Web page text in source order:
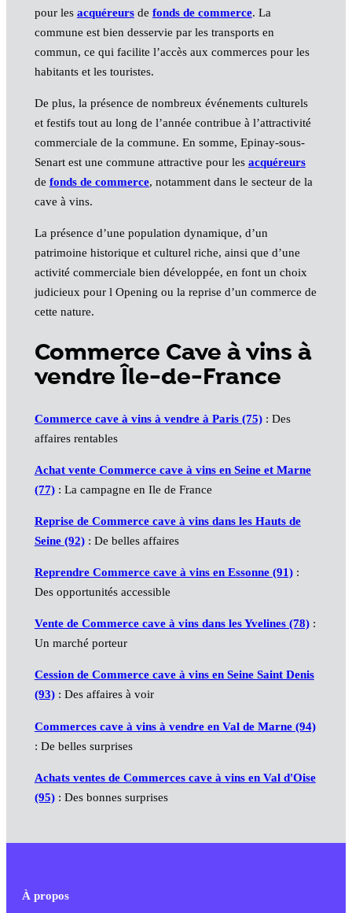
pour les acquéreursde fonds de commerce. La
commune est bien desservie par les transports en
commun, ce qui facilite l’accès aux commerces pour les
habitants et les touristes.
De plus, la présence de nombreux événements culturels
et festifs tout au long de l’année contribue à l’attractivité
commerciale de la commune. En somme, Epinay-sous-
Senart est une commune attractive pour les acquéreurs
de fonds de commerce, notamment dans le secteur de la
cave à vins.
La présence d’une population dynamique, d’un
patrimoine historique et culturel riche, ainsi que d’une
activité commerciale bien développée, en font un choix
judicieux pour l Opening ou la reprise d’un commerce de
cette nature.
Commerce Cave à vins à
vendre Île-de-France
Commerce cave à vins à vendre à Paris (75): Des
affaires rentables
Achat vente Commerce cave à vins en Seine et Marne
(77): La campagne en Ile de France
Reprise de Commerce cave à vins dans les Hauts de
Seine (92): De belles affaires
Reprendre Commerce cave à vins en Essonne (91):
Des opportunités accessible
Vente de Commerce cave à vins dans les Yvelines (78):
Un marché porteur
Cession de Commerce cave à vins en Seine Saint Denis
(93): Des affaires à voir
Commerces cave à vins à vendre en Val de Marne (94)
: De belles surprises
Achats ventes de Commerces cave à vins en Val d'Oise
(95): Des bonnes surprises
À propos